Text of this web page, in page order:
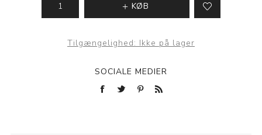
KØB
Tilgængelighed: Ikke på lager
SOCIALE MEDIER